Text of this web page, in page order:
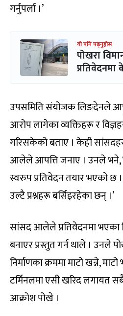
गर्नुपर्ला ।’
यो पनि पढ्नुहोस
पोखरा
उपसमिति संयोजक लिङदेनले
आरोप लागेका व्यक्तिहरू र
गरिसकेको बताए । केही
आलेले आपत्ति जनाए । उनले भने,
स्वरुप प्रतिवेदन तयार भएको छ
उल्टै प्रश्नहरू बर्सिइरहेका छन् ।’
सांसद आलेले प्रतिवेदनमा
बनाएर प्रस्तुत गर्न थाले । उनले
निर्माणका क्रममा माटो खन्ने,
टर्मिनलमा एसी खरिद लगायत
आक्रोश पोखे ।